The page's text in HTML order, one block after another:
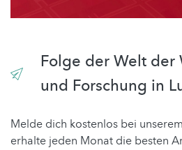
Folge der Welt der
und Forschung in
Melde dich kostenlos bei
erhalte jeden Monat die besten